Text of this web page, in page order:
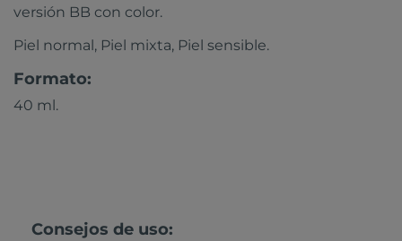
versión BB con color.
Piel normal, Piel mixta, Piel sensible.
Formato:
40 ml.
Consejos de uso: